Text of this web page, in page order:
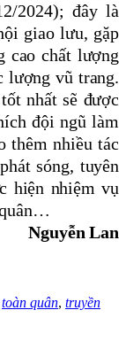
2024); đây là
giao lưu, gặp
cao chất lượng
lượng vũ trang.
nhất sẽ được
đội ngũ làm
thêm nhiều tác
sóng, tuyên
hiện nhiệm vụ
Nguyễn Lan
toàn quân, truyền